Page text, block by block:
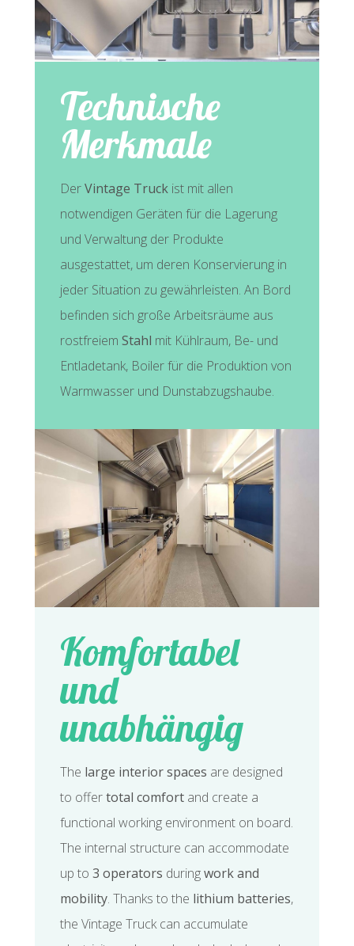
Technische
Merkmale
DerVintage Truck ist mit allen
notwendigen Geräten für die Lagerung
und Verwaltung der Produkte
ausgestattet, um deren Konservierung in
jeder Situation zu gewährleisten. An Bord
befinden sich große Arbeitsräume aus
rostfreiem Stahl mit Kühlraum, Be- und
Entladetank, Boiler für die Produktion von
Warmwasser und Dunstabzugshaube.
Komfortabel
und
unabhängig
The large interior spaces are designed
to offertotal comfort and create a
functional working environment on board.
The internal structure can accommodate
up to 3 operators duringwork and
mobility. Thanks to the lithium batteries,
the Vintage Truck can accumulate